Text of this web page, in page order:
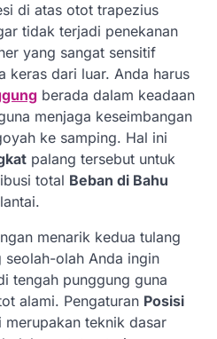
di atas otot trapezius
tidak terjadi penekanan
yang sangat sensitif
keras dari luar. Anda harus
berada dalam keadaan
menjaga keseimbangan
ke samping. Hal ini
palang tersebut untuk
total Beban di Bahu
menarik kedua tulang
olah Anda ingin
tengah punggung guna
alami. Pengaturan Posisi
merupakan teknik dasar